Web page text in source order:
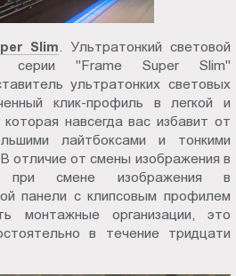
Slim . Ультратонкий световой
серии "Frame Super Slim"
ультратонких световых
клик-профиль в легкой и
которая навсегда вас избавит от
лайтбоксами и тонкими
отличие от смены изображения в
при смене изображения в
панели с клипсовым профилем
монтажные организации, это
в течение тридцати